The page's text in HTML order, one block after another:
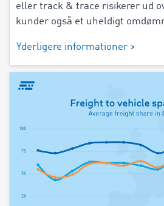
eller track & trace risikerer ud
kunder også et uheldigt
Yderligere informationer >